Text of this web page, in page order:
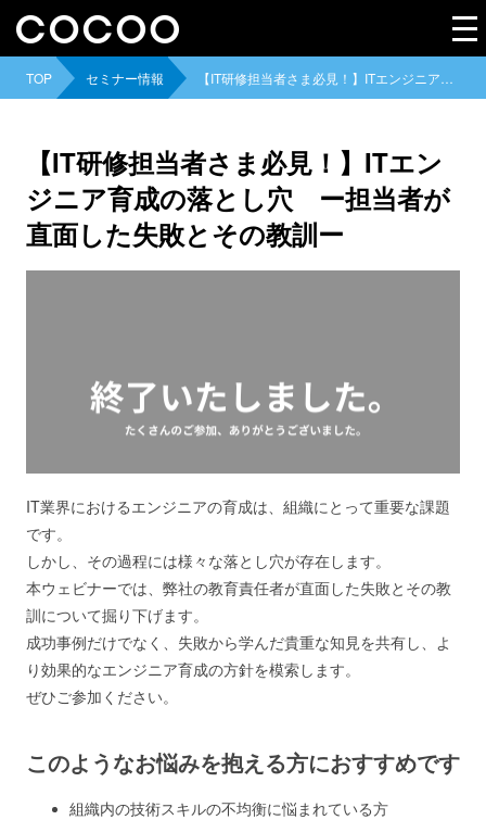
TOP セミナー情報 【IT研修担当者さま必見！】ITエンジニア育成の落とし穴 ー担当者が直面した失敗とその教訓ー
【IT研修担当者さま必見！】ITエン
ジニア育成の落とし穴 ー担当者が
直面した失敗とその教訓ー
IT業界におけるエンジニアの育成は、組織にとって重要な課題
です。
しかし、その過程には様々な落とし穴が存在します。
本ウェビナーでは、弊社の教育責任者が直面した失敗とその教
訓について掘り下げます。
成功事例だけでなく、失敗から学んだ貴重な知見を共有し、よ
り効果的なエンジニア育成の方針を模索します。
ぜひご参加ください。
このようなお悩みを抱える方におすすめです
組織内の技術スキルの不均衡に悩まれている方